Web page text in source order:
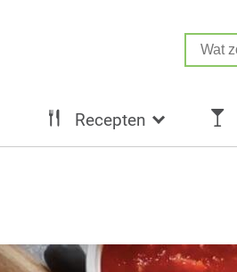
Recepten